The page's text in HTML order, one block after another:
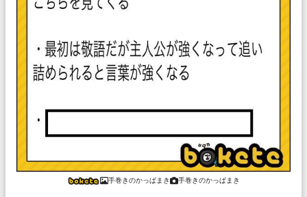
手巻きのかっぱまき 手巻きのかっぱまき